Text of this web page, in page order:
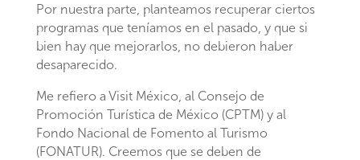
Por nuestra parte, planteamos recuperar ciertos
programas que teníamos en el pasado, y que si
bien hay que mejorarlos, no debieron haber
desaparecido.
Me refiero a Visit México, al Consejo de
Promoción Turística de México (CPTM) y al
Fondo Nacional de Fomento al Turismo
(FONATUR). Creemos que se deben de